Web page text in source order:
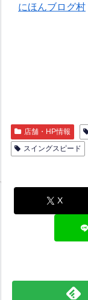
にほんブログ村
店舗・HP情報
スイングスピード
X